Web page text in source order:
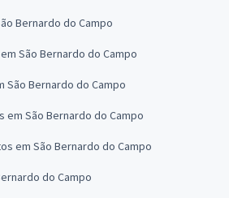
Bernardo do Campo
São Bernardo do Campo
São Bernardo do Campo
em São Bernardo do Campo
em São Bernardo do Campo
do Campo